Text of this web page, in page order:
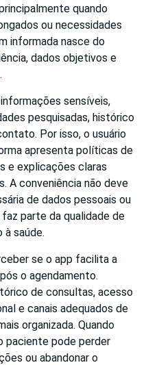
quando
ou necessidades
informada nasce do
dados objetivos e
sensíveis,
pesquisadas, histórico
Por isso, o usuário
apresenta políticas de
e explicações claras
A conveniência não deve
de dados pessoais ou
parte da qualidade de
saúde.
se o app facilita a
o agendamento.
de consultas, acesso
e canais adequados de
organizada. Quando
paciente pode perder
ou abandonar o